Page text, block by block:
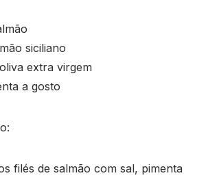
siciliano
extra virgem
a gosto
filés de salmão com sal, pimenta